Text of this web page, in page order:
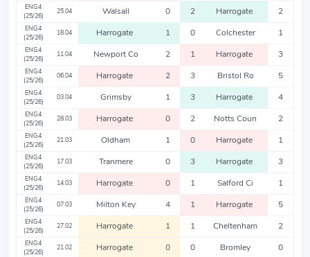
ENG4
(25/26)
25.04 Walsall 0 2 Harrogate 2
ENG4
(25/26)
18.04 Harrogate 1 0 Colchester 1
ENG4
(25/26)
11.04 Newport Co 2 1 Harrogate 3
ENG4
(25/26)
06.04 Harrogate 2 3 Bristol Ro 5
ENG4
(25/26)
03.04 Grimsby 1 3 Harrogate 4
ENG4
(25/26)
28.03 Harrogate 0 2 Notts Coun 2
ENG4
(25/26)
21.03 Oldham 1 0 Harrogate 1
ENG4
(25/26)
17.03 Tranmere 0 3 Harrogate 3
ENG4
(25/26)
14.03 Harrogate 0 1 Salford Ci 1
ENG4
(25/26)
07.03 Milton Key 4 1 Harrogate 5
ENG4
(25/26)
27.02 Harrogate 1 1 Cheltenham 2
ENG4
(25/26)
21.02 Harrogate 0 0 Bromley 0